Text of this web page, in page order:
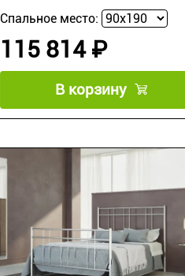
Спальное место:
115 814 ₽
В корзину